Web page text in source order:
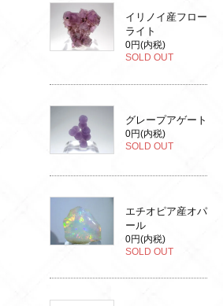
イリノイ産フロー
ライト
0円(内税)
SOLD OUT
グレープアゲート
0円(内税)
SOLD OUT
エチオピア産オパ
ール
0円(内税)
SOLD OUT